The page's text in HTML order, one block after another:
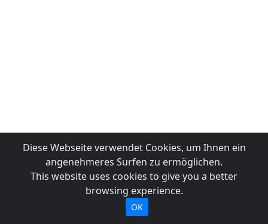
Diese Webseite verwendet Cookies, um Ihnen ein
angenehmeres Surfen zu ermöglichen.
This website uses cookies to give you a better
browsing experience.
OK